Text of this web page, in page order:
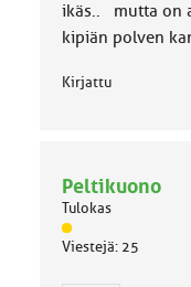
k
a
ikäs.. mutta on
kipiän polven
Kirjattu
Peltikuono
Tulokas
J
ä
Viestejä: 25